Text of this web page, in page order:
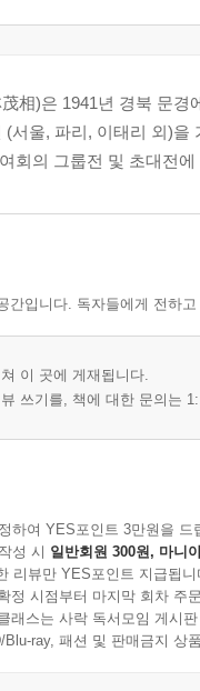
相)은 1941년 경북 문
(서울, 파리, 이태리 외)
회의 그룹전 및 초대전
간입니다. 독자들에게 전하
이 곳에 게재됩니다.
쓰기를, 책에 대한 문의는
하여 YES포인트 3만원을 드
성 시 일반회원 300원, 마니
리뷰만 YES포인트 지급됩니
정 시점부터 마지막 회차 주
래스는 사락 독서모임 게시
Blu-ray, 패션 및 판매금지 상